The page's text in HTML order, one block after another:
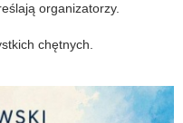
organizatorzy.
chętnych.